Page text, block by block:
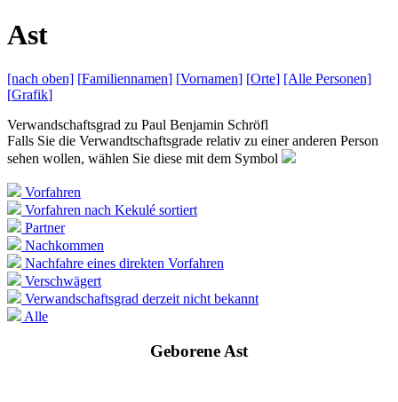
Ast
[nach oben] [Familiennamen] [Vornamen] [Orte] [Alle Personen]
[Grafik]
Verwandschaftsgrad zu Paul Benjamin Schröfl
Falls Sie die Verwandtschaftsgrade relativ zu einer anderen Person
sehen wollen, wählen Sie diese mit dem Symbol
Vorfahren
Vorfahren nach Kekulé sortiert
Partner
Nachkommen
Nachfahre eines direkten Vorfahren
Verschwägert
Verwandschaftsgrad derzeit nicht bekannt
Alle
Geborene Ast